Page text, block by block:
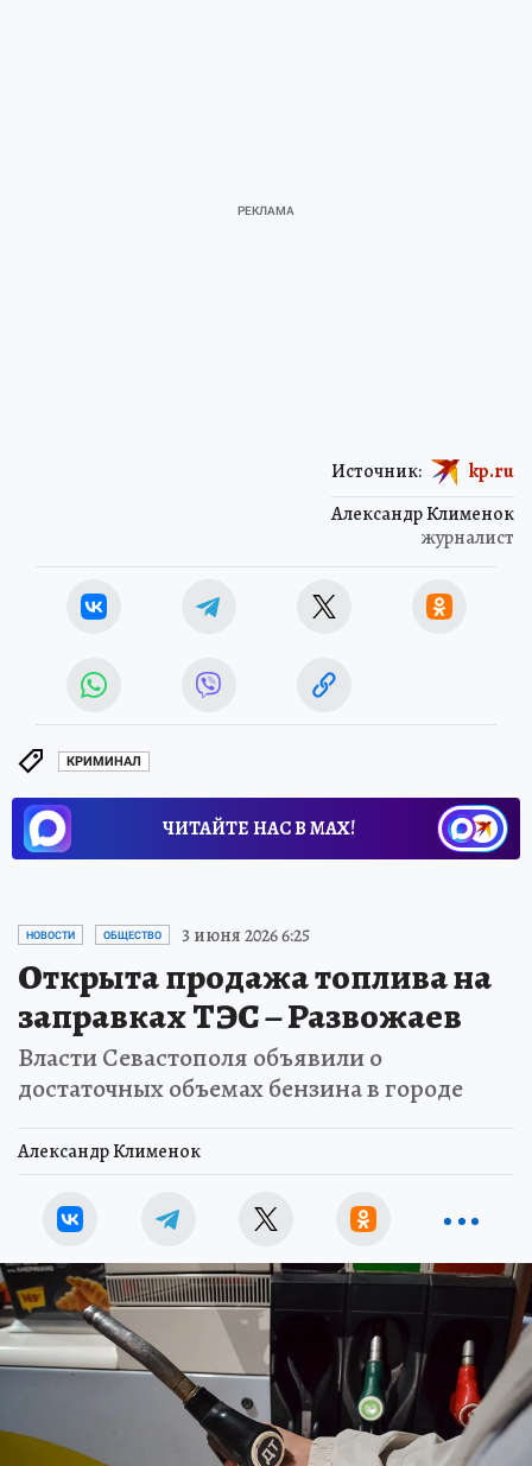
Александр Клименок
журналист
Источник: kp.ru
КРИМИНАЛ
ЧИТАЙТЕ НАС В МАХ!
НОВОСТИ ОБЩЕСТВО 3 июня 2026 6:25
Открыта продажа топлива на
заправках ТЭС – Развожаев
Власти Севастополя объявили о
достаточных объемах бензина в городе
Александр Клименок